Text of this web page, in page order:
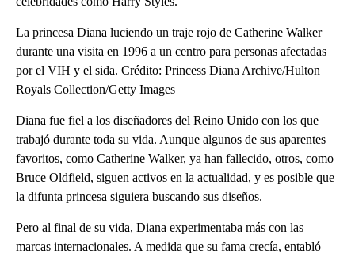
La princesa Diana luciendo un traje rojo de Catherine Walker
durante una visita en 1996 a un centro para personas afectadas
por el VIH y el sida. Crédito: Princess Diana Archive/Hulton
Royals Collection/Getty Images
Diana fue fiel a los diseñadores del Reino Unido con los que
trabajó durante toda su vida. Aunque algunos de sus aparentes
favoritos, como Catherine Walker, ya han fallecido, otros, como
Bruce Oldfield, siguen activos en la actualidad, y es posible que
la difunta princesa siguiera buscando sus diseños.
Pero al final de su vida, Diana experimentaba más con las
marcas internacionales. A medida que su fama crecía, entabló